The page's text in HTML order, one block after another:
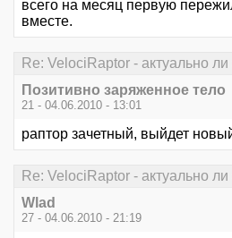
всего на месяц первую
вместе.
Re: VelociRaptor - актуально ли
Позитивно заряженное тело
21 - 04.06.2010 - 13:01
раптор зачетный, выйдет
Re: VelociRaptor - актуально ли
Wlad
27 - 04.06.2010 - 21:19